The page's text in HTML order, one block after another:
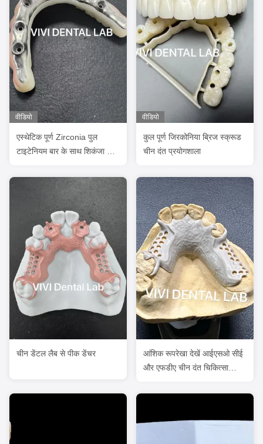
वीडियो
एस्थेटिक पूर्ण Zirconia पुल
टाइटेनियम बार के साथ शिकंजा चीन
वीडियो
कुल पूर्ण जिरकोनिया ब्रिज स्क्रूड
चीन दंत प्रयोगशाला
चीन डेंटल लैब से पीक डेंचर
आंशिक रूपरेखा देखें आईएसओ सीई
और एफडीए चीन दंत चिकित्सा
एफडीए